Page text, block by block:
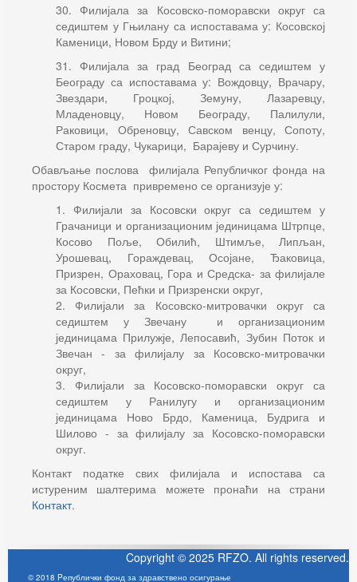
30. Филијала за Косовско-поморавски округ са
седиштем у Гњилану са испоставама у: Косовској
Каменици, Новом Брду и Витини;
31. Филијала за град Београд са седиштем у
Београду са испоставама у: Вождовцу, Врачару,
Звездари, Гроцкој, Земуну, Лазаревцу,
Младеновцу, Новом Београду, Палилули,
Раковици, Обреновцу, Савском венцу, Сопоту,
Старом граду, Чукарици, Барајеву и Сурчину.
Обављање послова филијала Републичког фонда на
простору Космета привремено се организује у:
1. Филијали за Косовски округ са седиштем у
Грачаници и организационим јединицама Штрпце,
Косово Поље, Обилић, Штимље, Липљан,
Урошевац, Гораждевац, Осојане, Ђаковица,
Призрен, Ораховац, Гора и Средска- за филијале
за Косовски, Пећки и Призренски округ,
2. Филијали за Косовско-митровачки округ са
седиштем у Звечану и организационим
јединицама Прилужје, Лепосавић, Зубин Поток и
Звечан - за филијалу за Косовско-митровачки
округ,
3. Филијали за Косовско-поморавски округ са
седиштем у Ранилугу и организационим
јединицама Ново Брдо, Каменица, Будрига и
Шилово - за филијалу за Косовско-поморавски
округ.
Контакт податке свих филијала и испостава са
истуреним шалтерима можете пронаћи на страни
Контакт.
Copyright © 2025 RFZO. All rights reserved.
© 2018 Pепублички фонд за здравствено осигурање